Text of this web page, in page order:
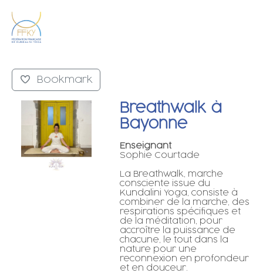
Bookmark
Breathwalk à
Bayonne
Enseignant
Sophie Courtade
La Breathwalk, marche
consciente issue du
Kundalini Yoga, consiste à
combiner de la marche, des
respirations spécifiques et
de la méditation, pour
accroître la puissance de
chacune, le tout dans la
nature pour une
reconnexion en profondeur
et en douceur.